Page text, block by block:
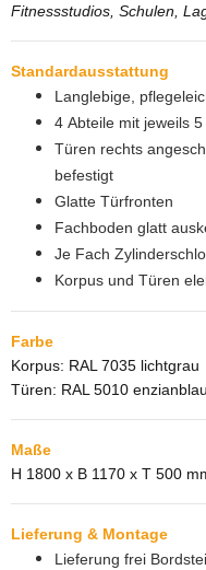
Fitnessstudios, Schulen,
Standardausstattung
Langlebige,
4 Abteile mit jeweils
Türen rechts
befestigt
Glatte Türfronten
Fachboden glatt
Je Fach
Korpus und Türen
Farbe
Korpus: RAL 7035 lichtgrau
Türen: RAL 5010 enzianblau
Maße
H 1800 x B 1170 x T 500
Lieferung & Montage
Lieferung frei